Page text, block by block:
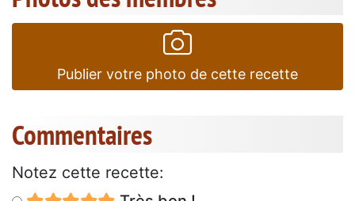
Publier votre photo de cette recette
Commentaires
Notez cette recette: